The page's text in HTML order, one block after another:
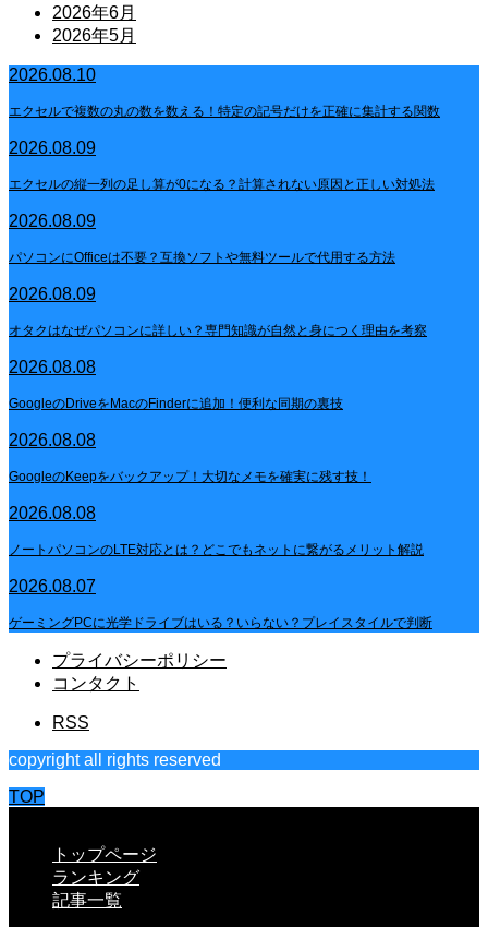
2026年6月
2026年5月
2026.08.10
エクセルで複数の丸の数を数える！特定の記号だけを正確に集計する関数
2026.08.09
エクセルの縦一列の足し算が0になる？計算されない原因と正しい対処法
2026.08.09
パソコンにOfficeは不要？互換ソフトや無料ツールで代用する方法
2026.08.09
オタクはなぜパソコンに詳しい？専門知識が自然と身につく理由を考察
2026.08.08
GoogleのDriveをMacのFinderに追加！便利な同期の裏技
2026.08.08
GoogleのKeepをバックアップ！大切なメモを確実に残す技！
2026.08.08
ノートパソコンのLTE対応とは？どこでもネットに繋がるメリット解説
2026.08.07
ゲーミングPCに光学ドライブはいる？いらない？プレイスタイルで判断
プライバシーポリシー
コンタクト
RSS
copyright all rights reserved
TOP
トップページ
ランキング
記事一覧